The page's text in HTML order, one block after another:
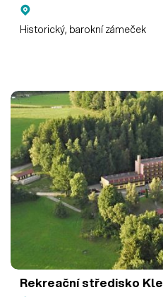
Historický, barokní zámeček
Rekreační středisko